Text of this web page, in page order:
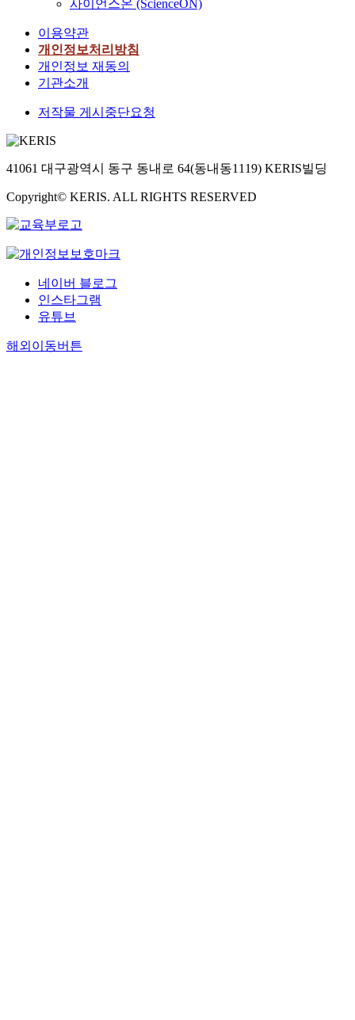
사이언스온 (ScienceON)
이용약관
개인정보처리방침
개인정보 재동의
기관소개
저작물 게시중단요청
41061 대구광역시 동구 동내로 64(동내동1119) KERIS빌딩
Copyright© KERIS. ALL RIGHTS RESERVED
네이버 블로그
인스타그램
유튜브
해외이동버튼